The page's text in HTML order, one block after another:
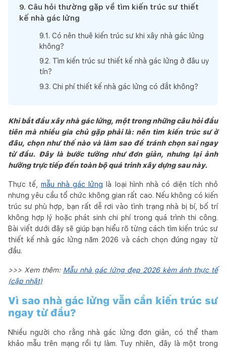
9. Câu hỏi thường gặp về tìm kiến trúc sư thiết
kế nhà gác lửng
9.1 . Có nên thuê kiến trúc sư khi xây nhà gác lửng
không?
9.2. Tìm kiến trúc sư thiết kế nhà gác lửng ở đâu uy
tín?
9.3. Chi phí thiết kế nhà gác lửng có đắt không?
Khi bắt đầu xây nhà gác lửng, một trong những câu hỏi đầu
tiên mà nhiều gia chủ gặp phải là: nên tìm kiến trúc sư ở
đâu, chọn như thế nào và làm sao để tránh chọn sai ngay
từ đầu. Đây là bước tưởng như đơn giản, nhưng lại ảnh
hưởng trực tiếp đến toàn bộ quá trình xây dựng sau này.
Thực tế,mẫu nhà gác lửng là loại hình nhà có diện tích nhỏ
nhưng yêu cầu tổ chức không gian rất cao. Nếu không có kiến
trúc sư phù hợp, bạn rất dễ rơi vào tình trạng nhà bị bí, bố trí
không hợp lý hoặc phát sinh chi phí trong quá trình thi công.
Bài viết dưới đây sẽ giúp bạn hiểu rõ từng cách tìm kiến trúc sư
thiết kế nhà gác lửng năm 2026 và cách chọn đúng ngay từ
đầu.
>>> Xem thêm: Mẫu nhà gác lửng đẹp 2026 kèm ảnh thực tế
(cập nhật)
Vì sao nhà gác lửng vẫn cần kiến trúc sư
ngay từ đầu?
Nhiều người cho rằng nhà gác lửng đơn giản, có thể tham
khảo mẫu trên mạng rồi tự làm. Tuy nhiên, đây là một trong